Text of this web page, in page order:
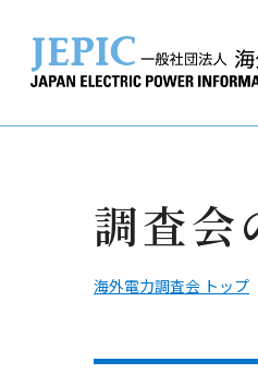
調査会
海外電力調査会 トップ